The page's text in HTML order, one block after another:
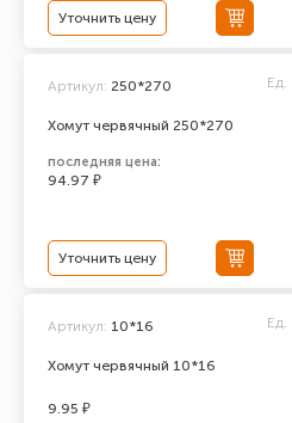
Уточнить цену
Хомут червячный 250*270
Артикул: 250*270 Ед.
последняя цена:
94.97 ₽
Уточнить цену
Хомут червячный 10*16
Артикул: 10*16 Ед.
9.95 ₽